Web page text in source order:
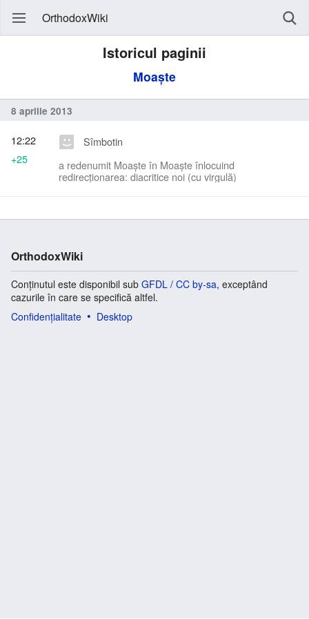
OrthodoxWiki
Istoricul paginii
Moaşte
8 aprilie 2013
Sîmbotin
a redenumit Moaşte în Moaște înlocuind
redirecționarea: diacritice noi (cu virgulă)
12:22
+25
OrthodoxWiki
Conținutul este disponibil sub GFDL / CC by-sa, exceptând
cazurile în care se specifică altfel.
Confidențialitate
Desktop